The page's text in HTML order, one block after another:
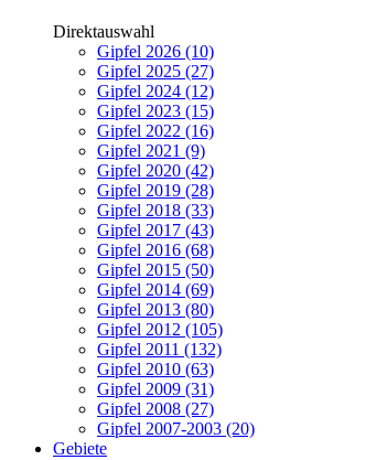
Direktauswahl
Gipfel 2026 (10)
Gipfel 2025 (27)
Gipfel 2024 (12)
Gipfel 2023 (15)
Gipfel 2022 (16)
Gipfel 2021 (9)
Gipfel 2020 (42)
Gipfel 2019 (28)
Gipfel 2018 (33)
Gipfel 2017 (43)
Gipfel 2016 (68)
Gipfel 2015 (50)
Gipfel 2014 (69)
Gipfel 2013 (80)
Gipfel 2012 (105)
Gipfel 2011 (132)
Gipfel 2010 (63)
Gipfel 2009 (31)
Gipfel 2008 (27)
Gipfel 2007-2003 (20)
Gebiete